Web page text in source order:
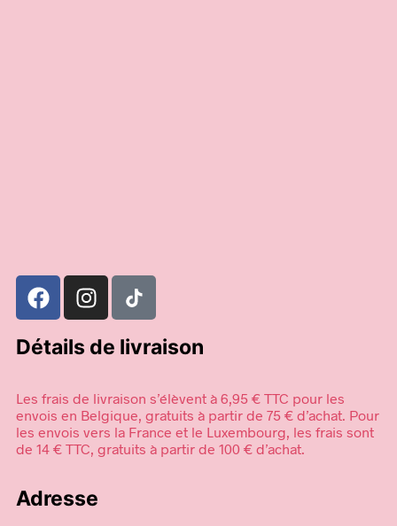
Détails de livraison
Les frais de livraison s’élèvent à 6,95 € TTC pour les
envois en Belgique, gratuits à partir de 75 € d’achat. Pour
les envois vers la France et le Luxembourg, les frais sont
de 14 € TTC, gratuits à partir de 100 € d’achat.
Adresse